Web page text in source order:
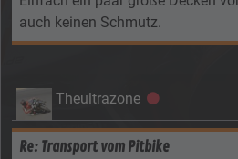
auch keinen Schmutz.
Theultrazone Offline
Re: Transport vom Pitbike